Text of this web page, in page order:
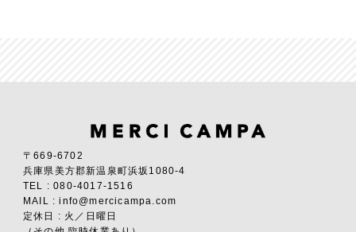
〒669-6702
兵庫県美方郡新温泉町浜坂1080-4
TEL : 080-4017-1516
MAIL : info@mercicampa.com
定休日 : 火／日曜日